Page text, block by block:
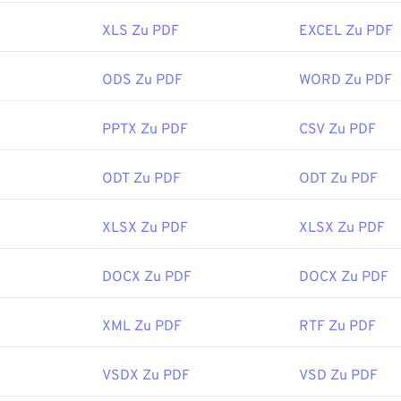
Sie dafür ein Add-on oder eine Erweiterung, aber
benötigen, empfehle ichSumatraPDF MuPDF. Beide sind
15. Juni 1993
us/en/why-adobe/about-adobe-pdf.html
XLS Zu PDF EXCEL Zu PDF
ODS Zu PDF WORD Zu PDF
PPTX Zu PDF CSV Zu PDF
ODT Zu PDF ODT Zu PDF
XLSX Zu PDF XLSX Zu PDF
DOCX Zu PDF DOCX Zu PDF
XML Zu PDF RTF Zu PDF
VSDX Zu PDF VSD Zu PDF